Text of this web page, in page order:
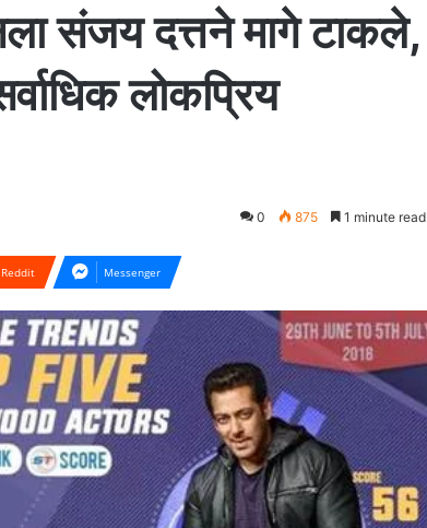
संजय दत्तने मागे टाकले,
लोकप्रिय
0 875 1 minute read
Reddit Messenger